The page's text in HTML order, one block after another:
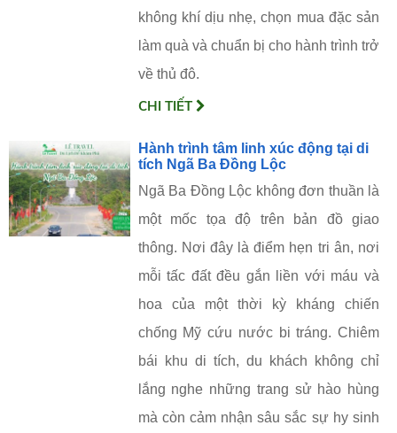
không khí dịu nhẹ, chọn mua đặc sản
làm quà và chuẩn bị cho hành trình trở
về thủ đô.
CHI TIẾT
Hành trình tâm linh xúc động tại di
tích Ngã Ba Đồng Lộc
Ngã Ba Đồng Lộc không đơn thuần là
một mốc tọa độ trên bản đồ giao
thông. Nơi đây là điểm hẹn tri ân, nơi
mỗi tấc đất đều gắn liền với máu và
hoa của một thời kỳ kháng chiến
chống Mỹ cứu nước bi tráng. Chiêm
bái khu di tích, du khách không chỉ
lắng nghe những trang sử hào hùng
mà còn cảm nhận sâu sắc sự hy sinh